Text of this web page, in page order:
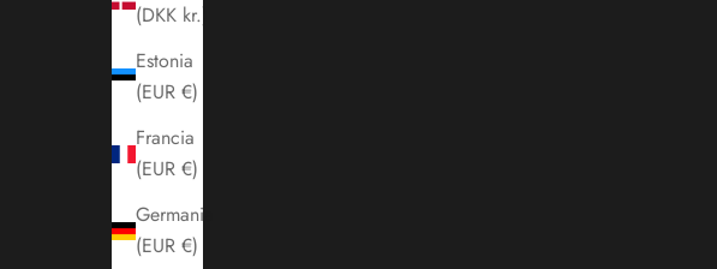
(DKK kr.)
Estonia
(EUR €)
Francia
(EUR €)
Germania
(EUR €)